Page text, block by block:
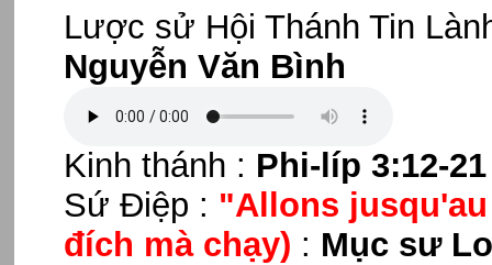
Lược sử Hội Thánh Tin
Nguyễn Văn Bình
Kinh thánh : Phi-líp 3:12-21
Sứ Điệp : "Allons
đích mà chạy) : Mục sư